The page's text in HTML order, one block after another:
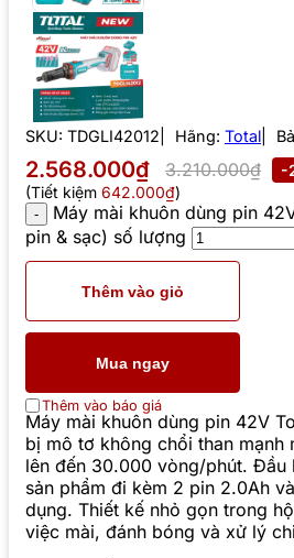
SKU: TDGLI42012 Hãng: Total
2.568.000₫ 3.210.000₫
-
(Tiết kiệm 642.000₫)
Máy mài khuôn dùng pin
pin & sạc) số lượng
Thêm vào giỏ
Mua ngay
Thêm vào báo giá
Máy mài khuôn dùng pin 42V
bị mô tơ không chổi than
lên đến 30.000 vòng/phút. Đầu
sản phẩm đi kèm 2 pin 2.0Ah
dụng. Thiết kế nhỏ gọn trong
việc mài, đánh bóng và xử lý